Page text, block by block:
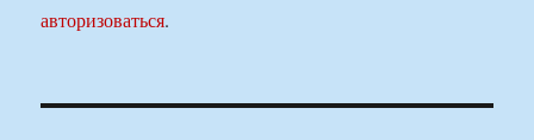
авторизоваться.